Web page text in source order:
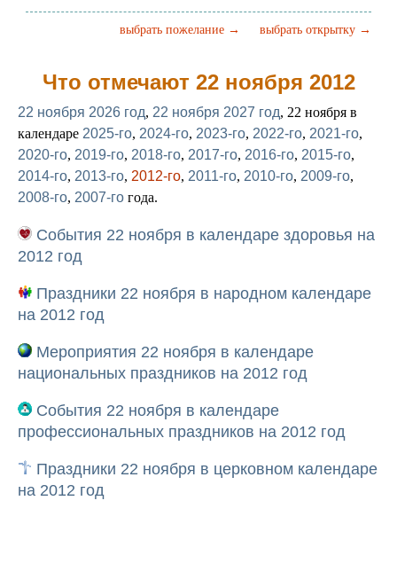
выбрать открытку →
выбрать пожелание →
Что отмечают 22 ноября 2012
22 ноября 2026 год, 22 ноября 2027 год, 22 ноября в
календаре 2025-го, 2024-го, 2023-го, 2022-го, 2021-го,
2020-го, 2019-го, 2018-го, 2017-го, 2016-го, 2015-го,
2014-го, 2013-го, 2012-го, 2011-го, 2010-го, 2009-го,
2008-го, 2007-го года.
События 22 ноября в календаре здоровья на
2012 год
Праздники 22 ноября в народном календаре
на 2012 год
Мероприятия 22 ноября в календаре
национальных праздников на 2012 год
События 22 ноября в календаре
профессиональных праздников на 2012 год
Праздники 22 ноября в церковном календаре
на 2012 год